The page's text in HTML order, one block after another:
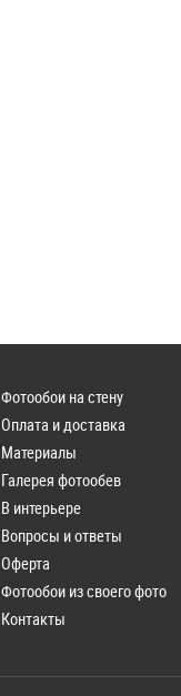
Фотообои на стену
Оплата и доставка
Материалы
Галерея фотообев
В интерьере
Вопросы и ответы
Оферта
Фотообои из своего фото
Контакты